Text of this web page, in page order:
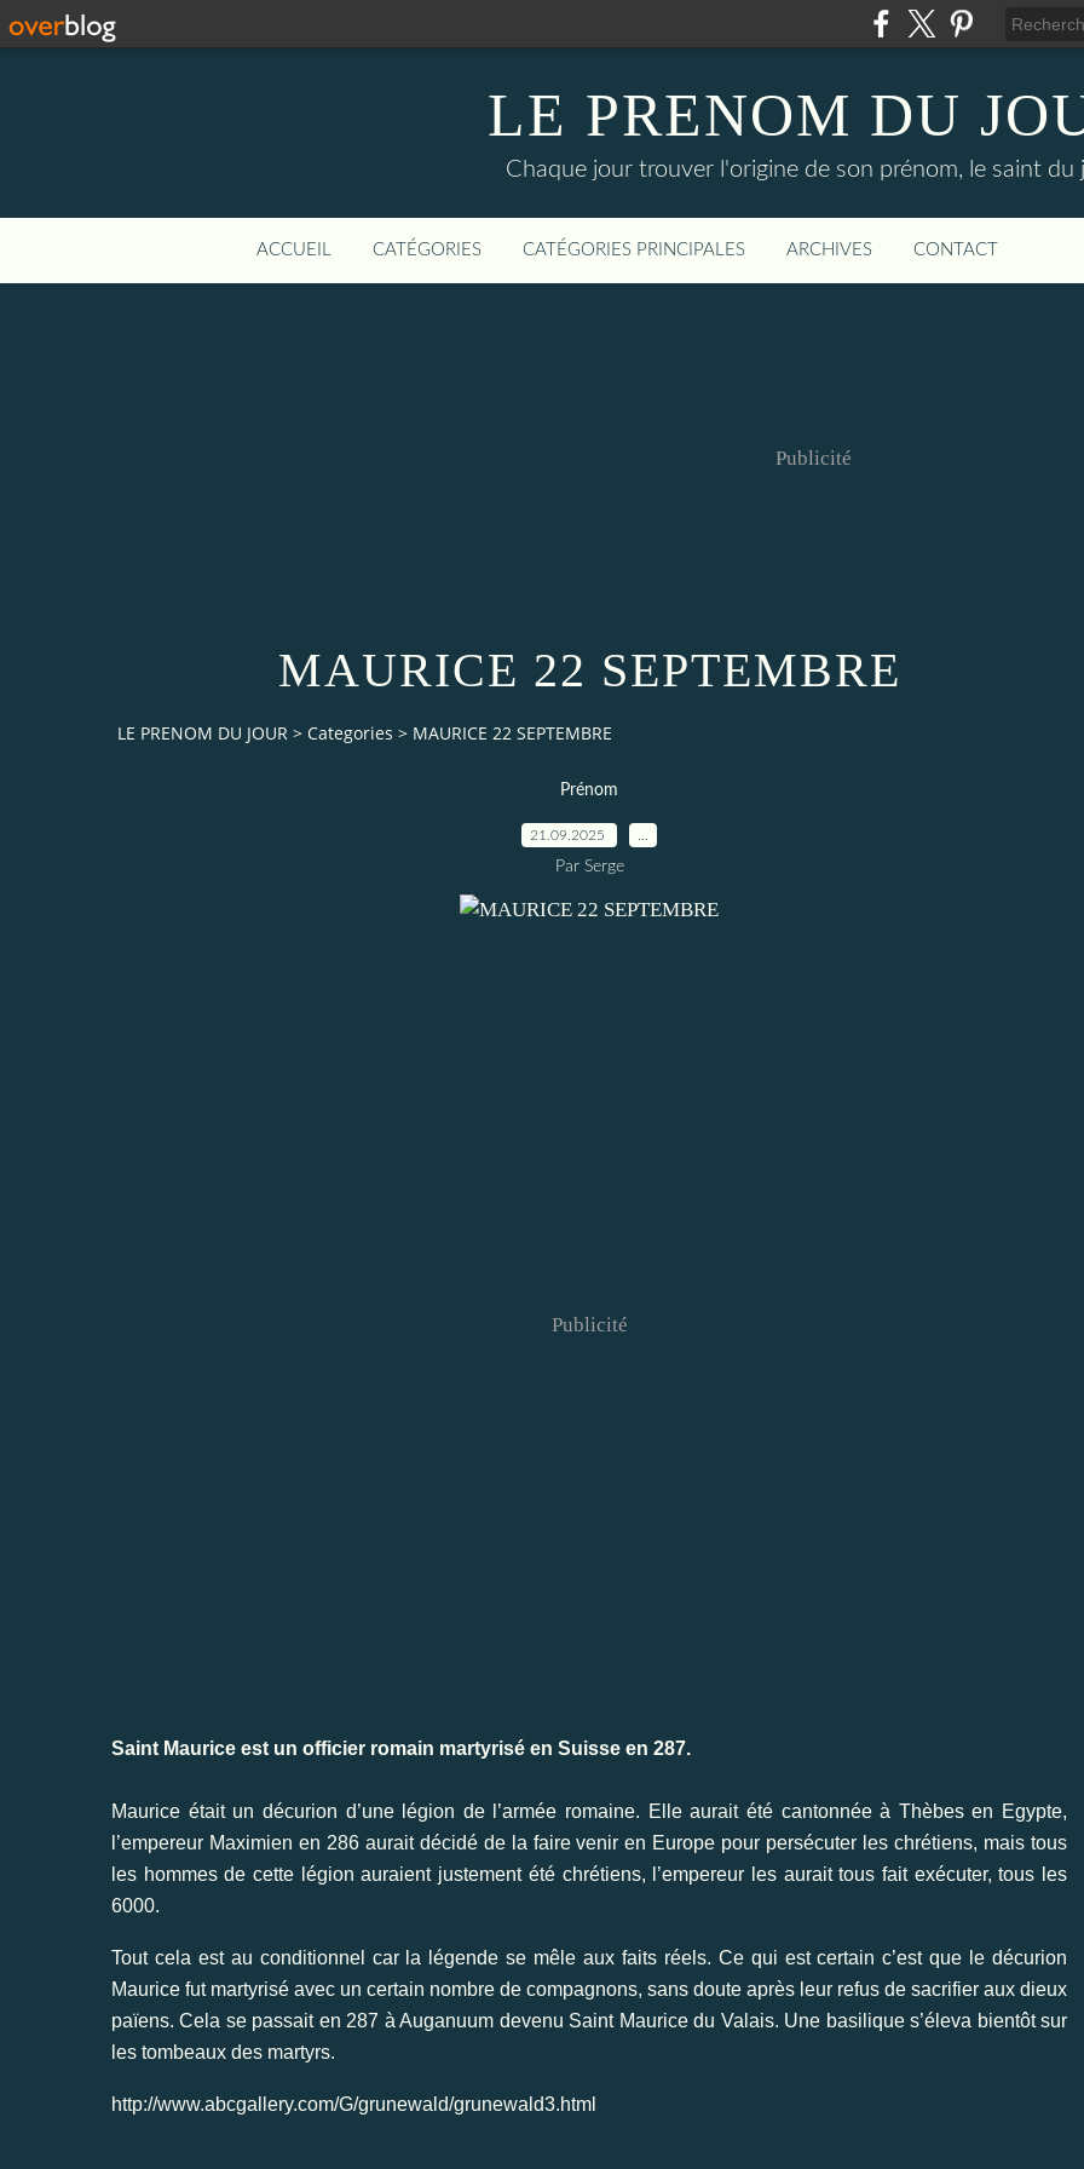
LE PRENOM DU
Chaque jour trouver l'origine de son prénom, le saint du
ACCUEIL CATÉGORIES CATÉGORIES PRINCIPALES ARCHIVES CONTACT
Publicité
MAURICE 22 SEPTEMBRE
LE PRENOM DU JOUR > Categories > MAURICE 22 SEPTEMBRE
Prénom
21.09.2025
Par Serge
Publicité
Saint Maurice est un officier romain martyrisé en Suisse en 287.
Maurice était un décurion d’une légion de l’armée romaine. Elle aurait été cantonnée à Thèbes en Egypte,
l’empereur Maximien en 286 aurait décidé de la faire venir en Europe pour persécuter les chrétiens, mais tous
les hommes de cette légion auraient justement été chrétiens, l’empereur les aurait tous fait exécuter, tous les
6000.
Tout cela est au conditionnel car la légende se mêle aux faits réels. Ce qui est certain c’est que le décurion
Maurice fut martyrisé avec un certain nombre de compagnons, sans doute après leur refus de sacrifier aux dieux
païens. Cela se passait en 287 à Auganuum devenu Saint Maurice du Valais. Une basilique s’éleva bientôt sur
les tombeaux des martyrs.
http://www.abcgallery.com/G/grunewald/grunewald3.html